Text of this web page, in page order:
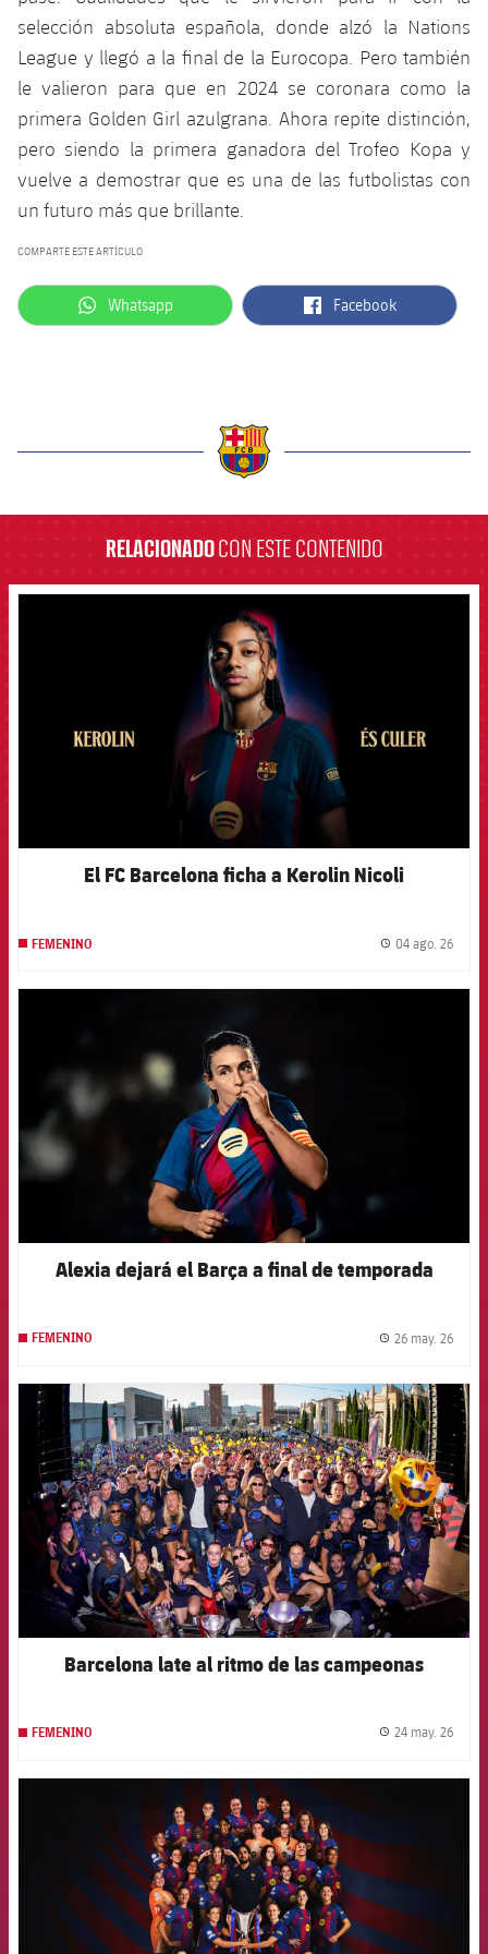
selección absoluta española, donde alzó la Nations
League y llegó a la final de la Eurocopa. Pero también
le valieron para que en 2024 se coronara como la
primera Golden Girl azulgrana. Ahora repite distinción,
pero siendo la primera ganadora del Trofeo Kopa y
vuelve a demostrar que es una de las futbolistas con
un futuro más que brillante.
COMPARTE ESTE ARTÍCULO
label.aria.whatsapp
Whatsapp label.aria.facebook
Facebook
RELACIONADOCON ESTE CONTENIDO
El FC Barcelona ficha a Kerolin Nicoli
FEMENINO 04 ago. 26
Alexia dejará el Barça a final de temporada
FEMENINO 26 may. 26
FCB Barcelona badge
Barcelona late al ritmo de las campeonas
FEMENINO 24 may. 26
FCB Barcelona badge